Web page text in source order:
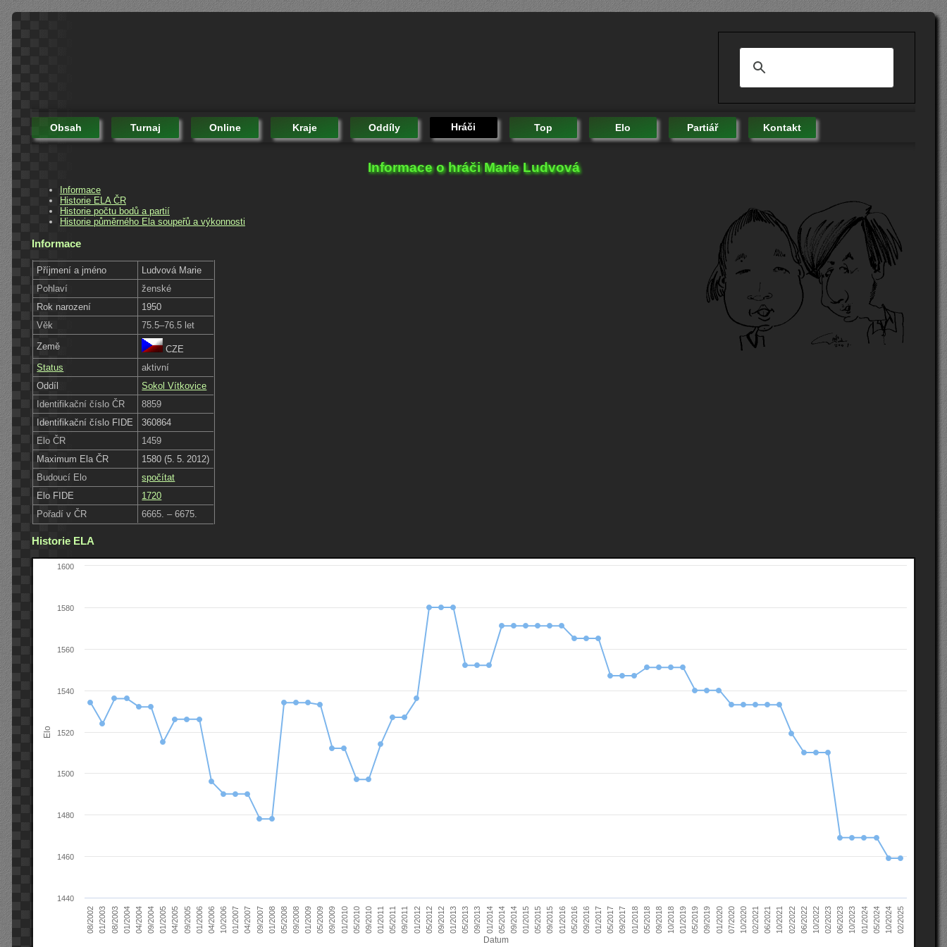
Obsah Turnaj Online Kraje Oddíly Hráči Top Elo Partiář Kontakt
Informace o hráči Marie Ludvová
Informace
Historie ELA ČR
Historie počtu bodů a partií
Historie půměrného Ela soupeřů a výkonnosti
Informace
Příjmení a jméno
Ludvová Marie
Pohlaví
ženské
Rok narození
1950
Věk
75.5–76.5 let
Země
CZE
Status
aktivní
Oddíl
Sokol Vítkovice
Identifikační číslo ČR
8859
Identifikační číslo FIDE
360864
Elo ČR
1459
Maximum Ela ČR
1580 (5. 5. 2012)
Budoucí Elo
spočítat
Elo FIDE
1720
Pořadí v ČR
6665. – 6675.
Historie ELA
Datum
Elo
08/2002 01/2003 08/2003 01/2004 04/2004 09/2004 01/2005 04/2005 09/2005 01/2006 04/2006 10/2006 01/2007 04/2007 09/2007 01/2008 05/2008 09/2008 01/2009 05/2009 09/2009 01/2010 05/2010 09/2010 01/2011 05/2011 09/2011 01/2012 05/2012 09/2012 01/2013 05/2013 09/2013 01/2014 05/2014 09/2014 01/2015 05/2015 09/2015 01/2016 05/2016 09/2016 01/2017 05/2017 09/2017 01/2018 05/2018 09/2018 10/2018 01/2019 05/2019 09/2019 01/2020 07/2020 10/2020 02/2021 06/2021 10/2021 02/2022 06/2022 10/2022 02/2023 06/2023 10/2023 01/2024 05/2024 10/2024 02/2025
1440
1460
1480
1500
1520
1540
1560
1580
1600